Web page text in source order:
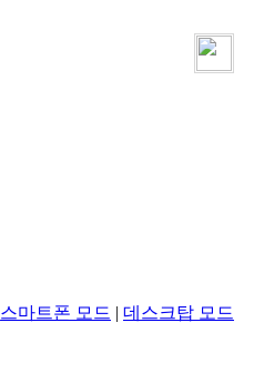
스마트폰 모드 | 데스크탑 모드